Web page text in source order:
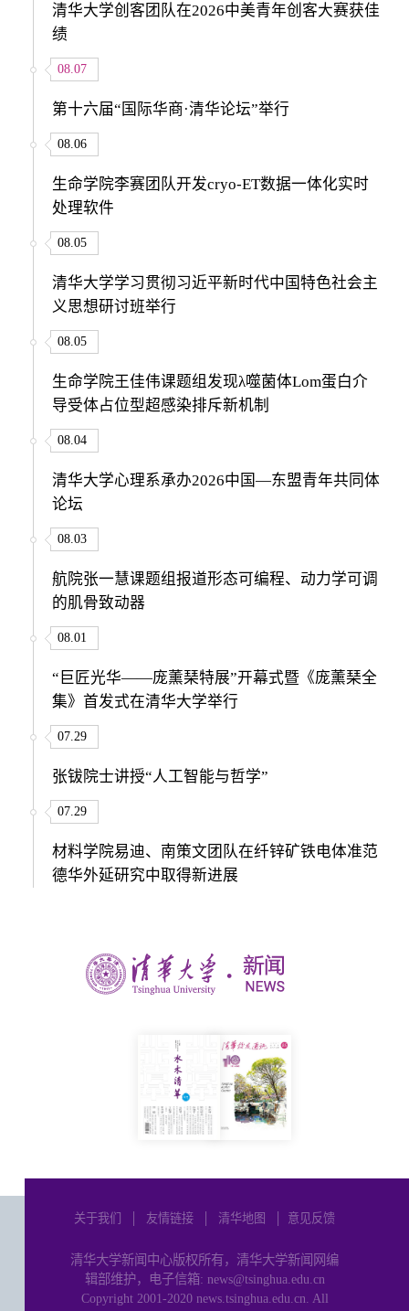
清华大学创客团队在2026中美青年创客大赛获佳
绩
08.07
第十六届“国际华商·清华论坛”举行
08.06
生命学院李赛团队开发cryo-ET数据一体化实时
处理软件
08.05
清华大学学习贯彻习近平新时代中国特色社会主
义思想研讨班举行
08.05
生命学院王佳伟课题组发现λ噬菌体Lom蛋白介
导受体占位型超感染排斥新机制
08.04
清华大学心理系承办2026中国—东盟青年共同体
论坛
08.03
航院张一慧课题组报道形态可编程、动力学可调
的肌骨致动器
08.01
“巨匠光华——庞薰琹特展”开幕式暨《庞薰琹全
集》首发式在清华大学举行
07.29
张钹院士讲授“人工智能与哲学”
07.29
材料学院易迪、南策文团队在纤锌矿铁电体准范
德华外延研究中取得新进展
关于我们 友情链接 清华地图 意见反馈
清华大学新闻中心版权所有，清华大学新闻网编
辑部维护，电子信箱: news@tsinghua.edu.cn
Copyright 2001-2020 news.tsinghua.edu.cn. All